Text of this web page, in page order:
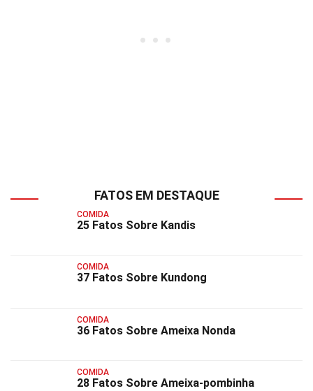
FATOS EM DESTAQUE
COMIDA
25 Fatos Sobre Kandis
COMIDA
37 Fatos Sobre Kundong
COMIDA
36 Fatos Sobre Ameixa Nonda
COMIDA
28 Fatos Sobre Ameixa-pombinha